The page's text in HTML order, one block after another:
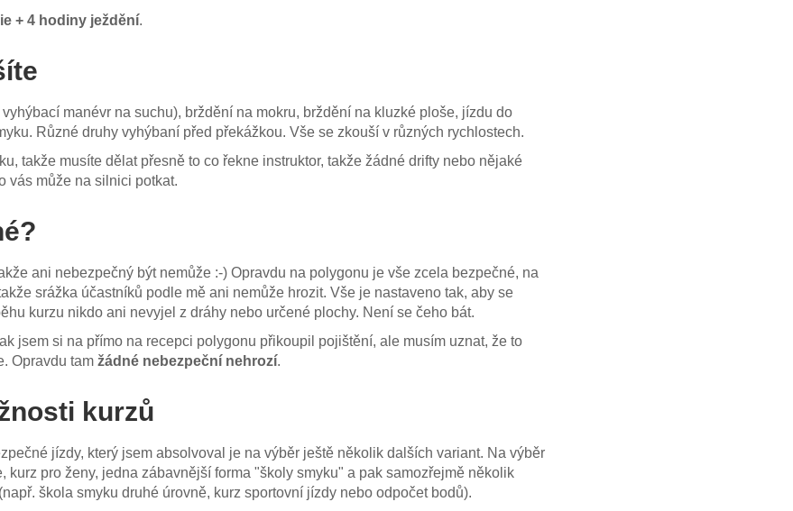
+ 4 hodiny ježdění.
manévr na suchu), brždění na mokru, brždění na kluzké ploše, jízdu do
Různé druhy vyhýbaní před překážkou. Vše se zkouší v různých rychlostech.
takže musíte dělat přesně to co řekne instruktor, takže žádné drifty nebo nějaké
vás může na silnici potkat.
ani nebezpečný být nemůže :-) Opravdu na polygonu je vše zcela bezpečné, na
srážka účastníků podle mě ani nemůže hrozit. Vše je nastaveno tak, aby se
kurzu nikdo ani nevyjel z dráhy nebo určené plochy. Není se čeho bát.
jsem si na přímo na recepci polygonu přikoupil pojištění, ale musím uznat, že to
Opravdu tam žádné nebezpeční nehrozí.
kurzů
jízdy, který jsem absolvoval je na výběr ještě několik dalších variant. Na výběr
kurz pro ženy, jedna zábavnější forma "školy smyku" a pak samozřejmě několik
škola smyku druhé úrovně, kurz sportovní jízdy nebo odpočet bodů).